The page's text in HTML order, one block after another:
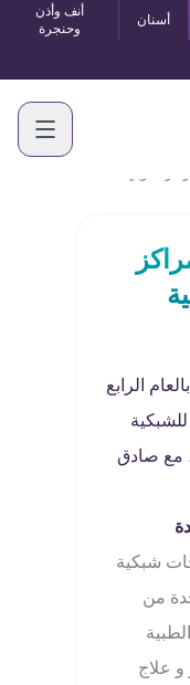
أسنان
أنف وأذن
وحنجرة
الرابع
مع صادق
شبكية
من
و علاج